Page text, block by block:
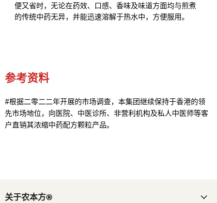
便又省时，无论在药效、口感、香味及味道方面均与煎煮
的传统中药无异，并能迅速溶解于热水中，方便服用。
参考资料
#根据二零二二年开展的市场调查，本集团继续保持于香港的领
先市场地位，向医院、中医诊所、非营利机构及私人中医师等客
户直销其浓缩中药配方颗粒产品。
关于农本方®